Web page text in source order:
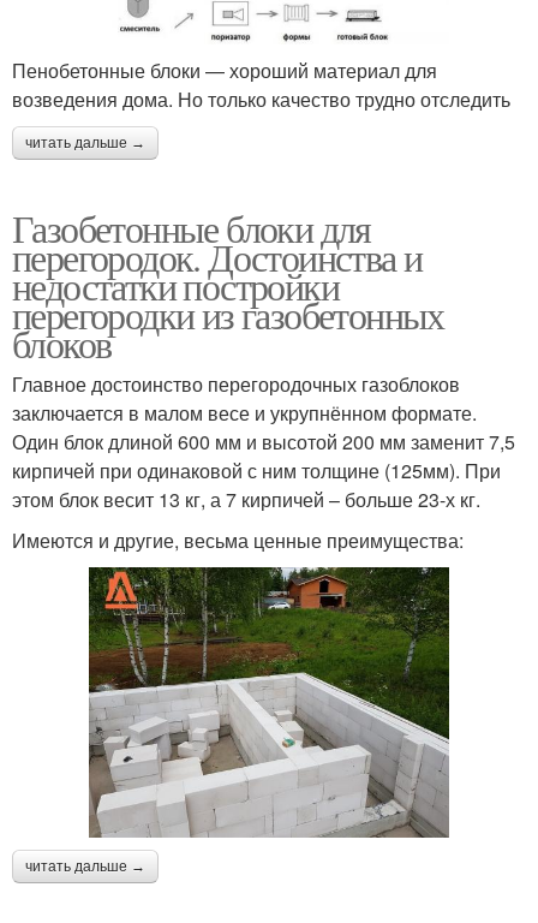
Пенобетонные блоки — хороший материал для
возведения дома. Но только качество трудно отследить
читать дальше →
Газобетонные блоки для
перегородок. Достоинства и
недостатки постройки
перегородки из газобетонных
блоков
Главное достоинство перегородочных газоблоков
заключается в малом весе и укрупнённом формате.
Один блок длиной 600 мм и высотой 200 мм заменит 7,5
кирпичей при одинаковой с ним толщине (125мм). При
этом блок весит 13 кг, а 7 кирпичей – больше 23-х кг.
Имеются и другие, весьма ценные преимущества:
читать дальше →